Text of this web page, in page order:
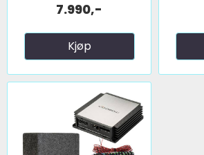
7.990,-
Kjøp